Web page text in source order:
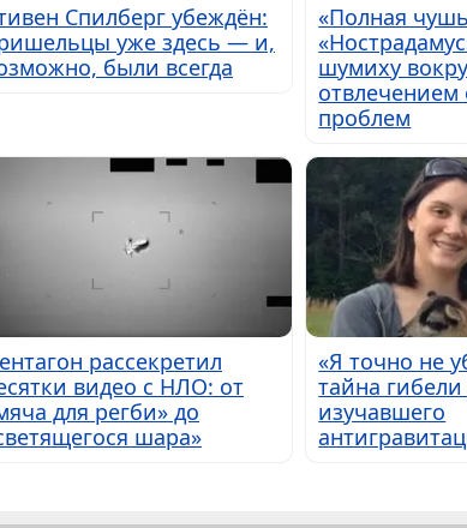
Спилберг убеждён:
уже здесь — и,
были всегда
«Полная
шумиху
отвлечением
проблем
рассекретил
видео с НЛО: от
для регби» до
шара»
«Я точно не
тайна гибели
изучавшего